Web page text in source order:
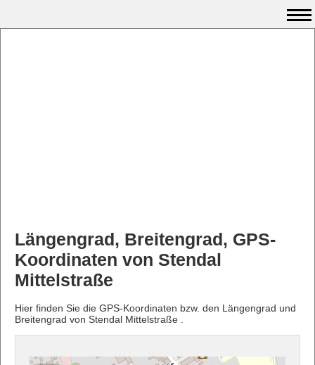
Längengrad, Breitengrad, GPS-
Koordinaten von Stendal
Mittelstraße
Hier finden Sie die GPS-Koordinaten bzw. den Längengrad und
Breitengrad von Stendal Mittelstraße .